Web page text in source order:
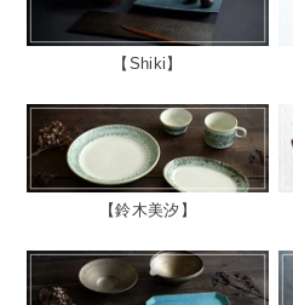
Shiki
鈴木美汐